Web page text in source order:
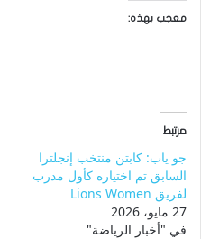
معجب بهذه:
مرتبط
جو ياب: كابتن منتخب إنجلترا
السابق تم اختياره كأول مدرب
لفريق Lions Women
27 مايو، 2026
في "أخبار الرياضة"